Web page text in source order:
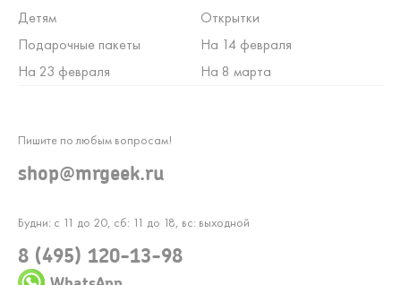
Детям
Открытки
Подарочные пакеты
На 14 февраля
На 23 февраля
На 8 марта
Будни: с 11 до 20, сб: 11 до 18, вс: выходной
8 (495) 120-13-98
Пишите по любым вопросам!
shop@mrgeek.ru